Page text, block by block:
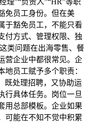
理”“负责人”“HR”等职
免员工身份。但在美
于豁免员工，不能只看
付方式、管理权限、独
类问题在出海零售、餐
营企业中都很常见。企
地员工赋予多个职责：
既处理招聘，又协助运
行具体任务。岗位一旦
用总部模板。企业如果
可能在不知不觉中积累